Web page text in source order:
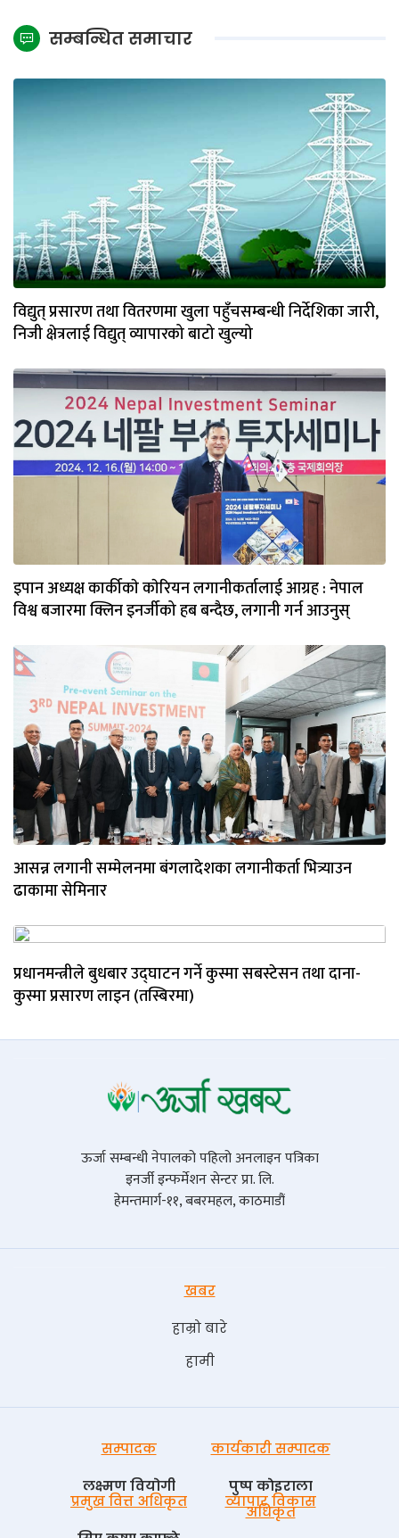
सम्बन्धित समाचार
विद्युत् प्रसारण तथा वितरणमा खुला पहुँचसम्बन्धी निर्देशिका जारी,
निजी क्षेत्रलाई विद्युत् व्यापारको बाटो खुल्यो
इपान अध्यक्ष कार्कीकाे काेरियन लगानीकर्तालाई आग्रह : नेपाल
विश्व बजारमा क्लिन इनर्जीको हब बन्दैछ, लगानी गर्न आउनुस्
आसन्न लगानी सम्मेलनमा बंगलादेशका लगानीकर्ता भित्र्याउन
ढाकामा सेमिनार
प्रधानमन्त्रीले बुधबार उद्घाटन गर्ने कुस्मा सबस्टेसन तथा दाना-
कुस्मा प्रसारण लाइन (तस्बिरमा)
ऊर्जा सम्बन्धी नेपालको पहिलो अनलाइन पत्रिका
इनर्जी इन्फर्मेशन सेन्टर प्रा. लि.
हेमन्तमार्ग-११, बबरमहल, काठमाडौं
खबर
हाम्रो बारे
हामी
सम्पादक
लक्ष्मण वियोगी
कार्यकारी सम्पादक
पुष्प काेइराला
प्रमुख वित्त अधिकृत
व्यापार विकास
अधिकृत